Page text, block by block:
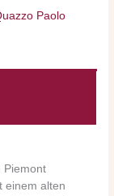
Paolo
Piemont
einem alten